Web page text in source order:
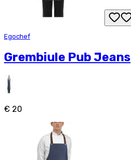
Egochef
Grembiule Pub Jeans
€ 20